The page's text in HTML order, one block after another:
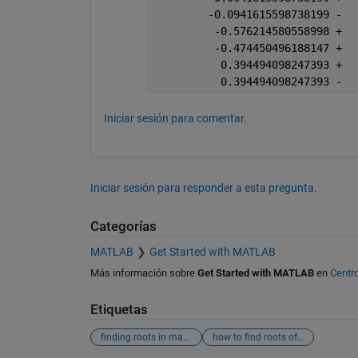
-0.0941615598738199 -
-0.576214580558998 +
-0.474450496188147 +
0.394494098247393 +
0.394494098247393 -
Iniciar sesión para comentar.
Iniciar sesión para responder a esta pregunta.
Categorías
MATLAB Get Started with MATLAB
Más información sobre Get Started with MATLABen
Etiquetas
finding roots in matlab how to find roots of equation in matlab